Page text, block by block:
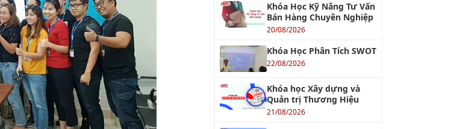
Khóa Học Kỹ Năng Tư Vấn
Bán Hàng Chuyên Nghiệp
20/08/2026
Khóa Học Phân Tích SWOT
22/08/2026
Khóa học Xây dựng và
Quản trị Thương Hiệu
21/08/2026